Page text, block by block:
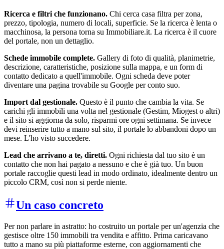
Ricerca e filtri che funzionano. Chi cerca casa filtra per zona,
prezzo, tipologia, numero di locali, superficie. Se la ricerca è lenta o
macchinosa, la persona torna su Immobiliare.it. La ricerca è il cuore
del portale, non un dettaglio.
Schede immobile complete. Gallery di foto di qualità, planimetrie,
descrizione, caratteristiche, posizione sulla mappa, e un form di
contatto dedicato a quell'immobile. Ogni scheda deve poter
diventare una pagina trovabile su Google per conto suo.
Import dal gestionale. Questo è il punto che cambia la vita. Se
carichi gli immobili una volta nel gestionale (Gestim, Miogest o altri)
e il sito si aggiorna da solo, risparmi ore ogni settimana. Se invece
devi reinserire tutto a mano sul sito, il portale lo abbandoni dopo un
mese. L'ho visto succedere.
Lead che arrivano a te, diretti. Ogni richiesta dal tuo sito è un
contatto che non hai pagato a nessuno e che è già tuo. Un buon
portale raccoglie questi lead in modo ordinato, idealmente dentro un
piccolo CRM, così non si perde niente.
Un caso concreto
Per non parlare in astratto: ho costruito un portale per un'agenzia che
gestisce oltre 150 immobili tra vendita e affitto. Prima caricavano
tutto a mano su più piattaforme esterne, con aggiornamenti che